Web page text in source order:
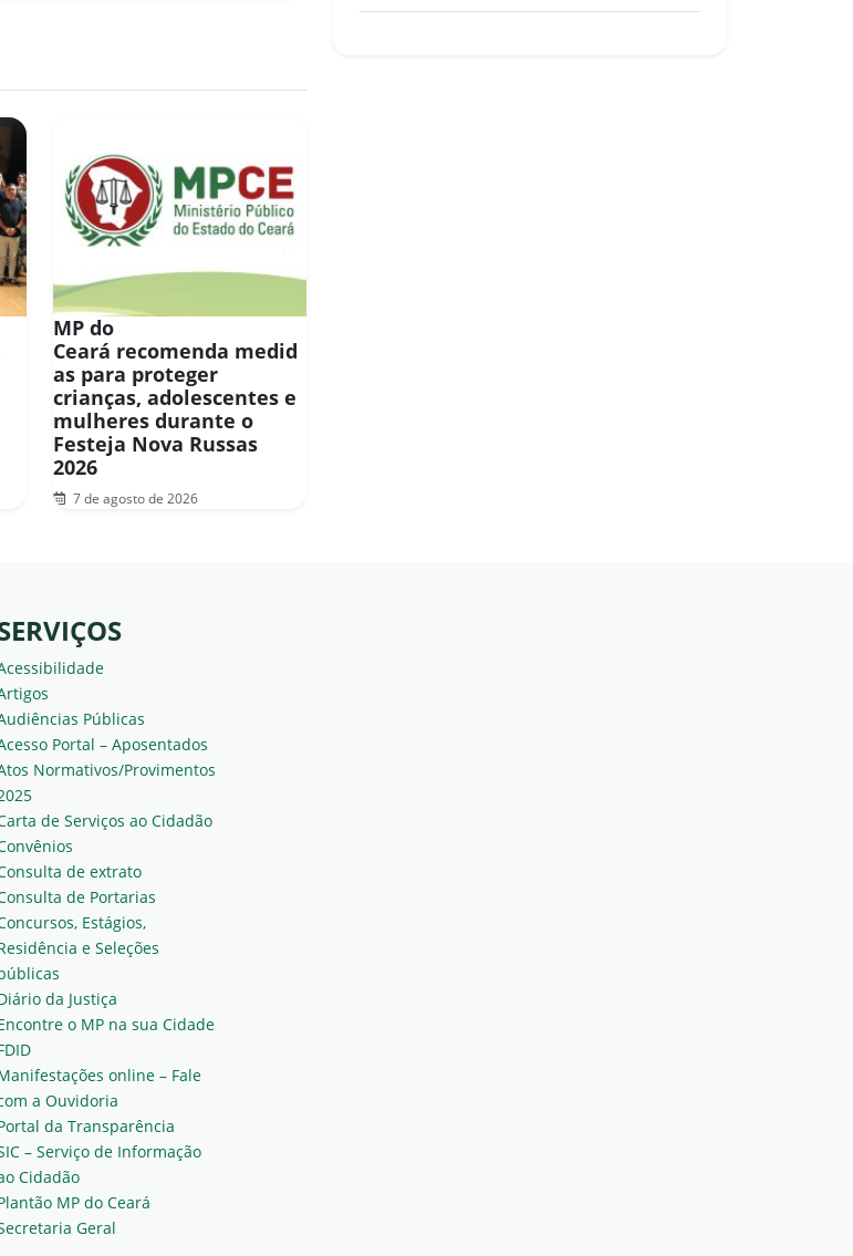
MP do
Ceará recomenda medid
as para proteger
crianças, adolescentes e
mulheres durante o
Festeja Nova Russas
2026
7 de agosto de 2026
Públicas
Portal – Aposentados
Normativos/Provimentos
de Serviços ao Cidadão
de extrato
de Portarias
Estágios,
e Seleções
da Justiça
o MP na sua Cidade
online – Fale
a Ouvidoria
da Transparência
– Serviço de Informação
Cidadão
MP do Ceará
Geral